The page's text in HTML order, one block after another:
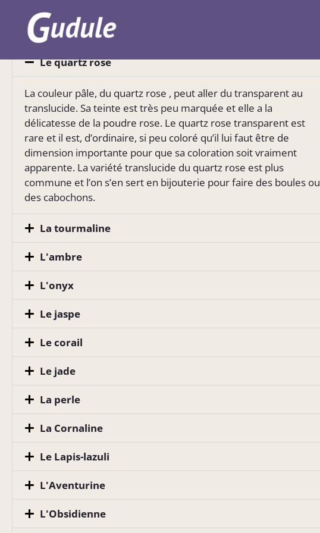
LES PIERRES FINES
Le quartz rose
La couleur pâle, du quartz rose , peut aller du transparent au
translucide. Sa teinte est très peu marquée et elle a la
délicatesse de la poudre rose. Le quartz rose transparent est
rare et il est, d’ordinaire, si peu coloré qu’il lui faut être de
dimension importante pour que sa coloration soit vraiment
apparente. La variété translucide du quartz rose est plus
commune et l’on s’en sert en bijouterie pour faire des boules ou
des cabochons.
La tourmaline
L'ambre
L'onyx
Le jaspe
Le corail
Le jade
La perle
La Cornaline
Le Lapis-lazuli
L'Aventurine
L'Obsidienne